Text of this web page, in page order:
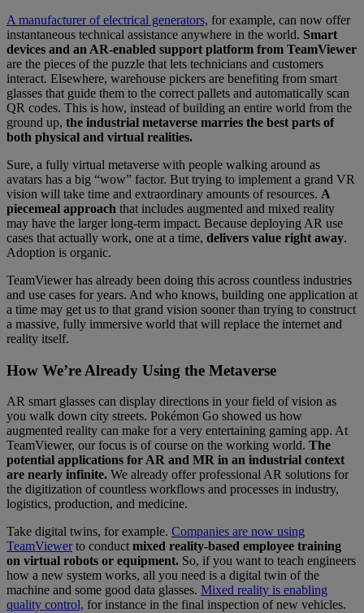
A manufacturer of electrical generators, for example, can now offer
instantaneous technical assistance anywhere in the world. Smart
devices and an AR-enabled support platform from TeamViewer
are the pieces of the puzzle that lets technicians and customers
interact. Elsewhere, warehouse pickers are benefiting from smart
glasses that guide them to the correct pallets and automatically scan
QR codes. This is how, instead of building an entire world from the
ground up, the industrial metaverse marries the best parts of
both physical and virtual realities.
Sure, a fully virtual metaverse with people walking around as
avatars has a big “wow” factor. But trying to implement a grand VR
vision will take time and extraordinary amounts of resources. A
piecemeal approach that includes augmented and mixed reality
may have the larger long-term impact. Because deploying AR use
cases that actually work, one at a time, delivers value right away.
Adoption is organic.
TeamViewer has already been doing this across countless industries
and use cases for years. And who knows, building one application at
a time may get us to that grand vision sooner than trying to construct
a massive, fully immersive world that will replace the internet and
reality itself.
How We’re Already Using the Metaverse
AR smart glasses can display directions in your field of vision as
you walk down city streets. Pokémon Go showed us how
augmented reality can make for a very entertaining gaming app. At
TeamViewer, our focus is of course on the working world. The
potential applications for AR and MR in an industrial context
are nearly infinite. We already offer professional AR solutions for
the digitization of countless workflows and processes in industry,
logistics, production, and medicine.
Take digital twins, for example. Companies are now using
TeamViewerto conduct mixed reality-based employee training
on virtual robots or equipment. So, if you want to teach engineers
how a new system works, all you need is a digital twin of the
machine and some good data glasses. Mixed reality is enabling
quality control, for instance in the final inspection of new vehicles.